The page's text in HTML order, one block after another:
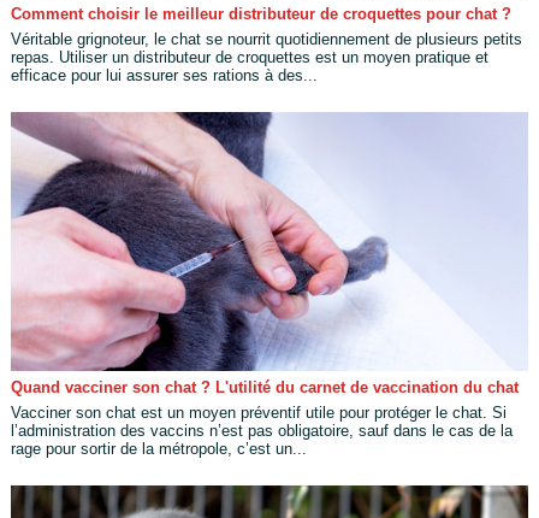
Comment choisir le meilleur distributeur de croquettes pour chat ?
Véritable grignoteur, le chat se nourrit quotidiennement de plusieurs petits
repas. Utiliser un distributeur de croquettes est un moyen pratique et
efficace pour lui assurer ses rations à des...
Quand vacciner son chat ? L'utilité du carnet de vaccination du chat
Vacciner son chat est un moyen préventif utile pour protéger le chat. Si
l’administration des vaccins n’est pas obligatoire, sauf dans le cas de la
rage pour sortir de la métropole, c’est un...